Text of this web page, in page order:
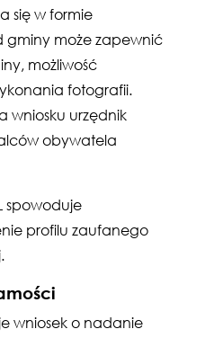
się w formie
gminy może zapewnić
możliwość
fotografii.
wniosku urzędnik
obywatela
spowoduje
profilu zaufanego
wniosek o nadanie